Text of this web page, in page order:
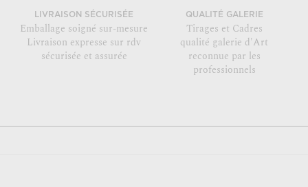
LIVRAISON SÉCURISÉE
Emballage soigné sur-mesure
Livraison expresse sur rdv
sécurisée et assurée
QUALITÉ GALERIE
Tirages et Cadres
qualité galerie d'Art
reconnue par les
professionnels